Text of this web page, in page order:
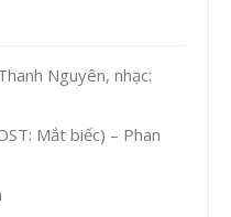
Nguyên, nhạc:
Mắt biếc) – Phan